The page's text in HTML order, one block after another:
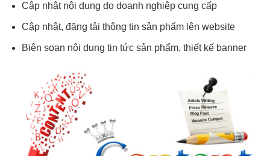
Cập nhật nội dung do doanh nghiệp cung cấp
Cập nhật, đăng tải thông tin sản phẩm lên website
Biên soạn nội dung tin tức sản phẩm, thiết kế banner